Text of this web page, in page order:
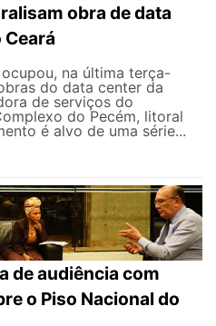
obra de data
na última terça-
do data center da
de serviços do
do Pecém, litoral
é alvo de uma série...
de audiência com
o Piso Nacional do